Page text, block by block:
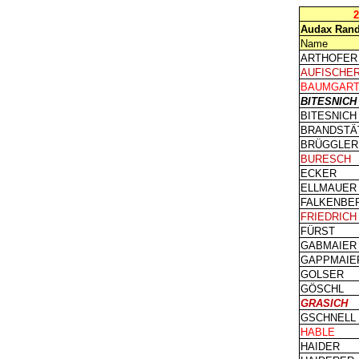
Audax
Name
ARTHOFER
BITESNICH
BITESNICH
BRÜGGLER
BURESCH
ECKER
ELLMAUER
FRIEDRICH
FÜRST
GABMAIER
GOLSER
GÖSCHL
GRASICH
GSCHNELL
HABLE
HAIDER